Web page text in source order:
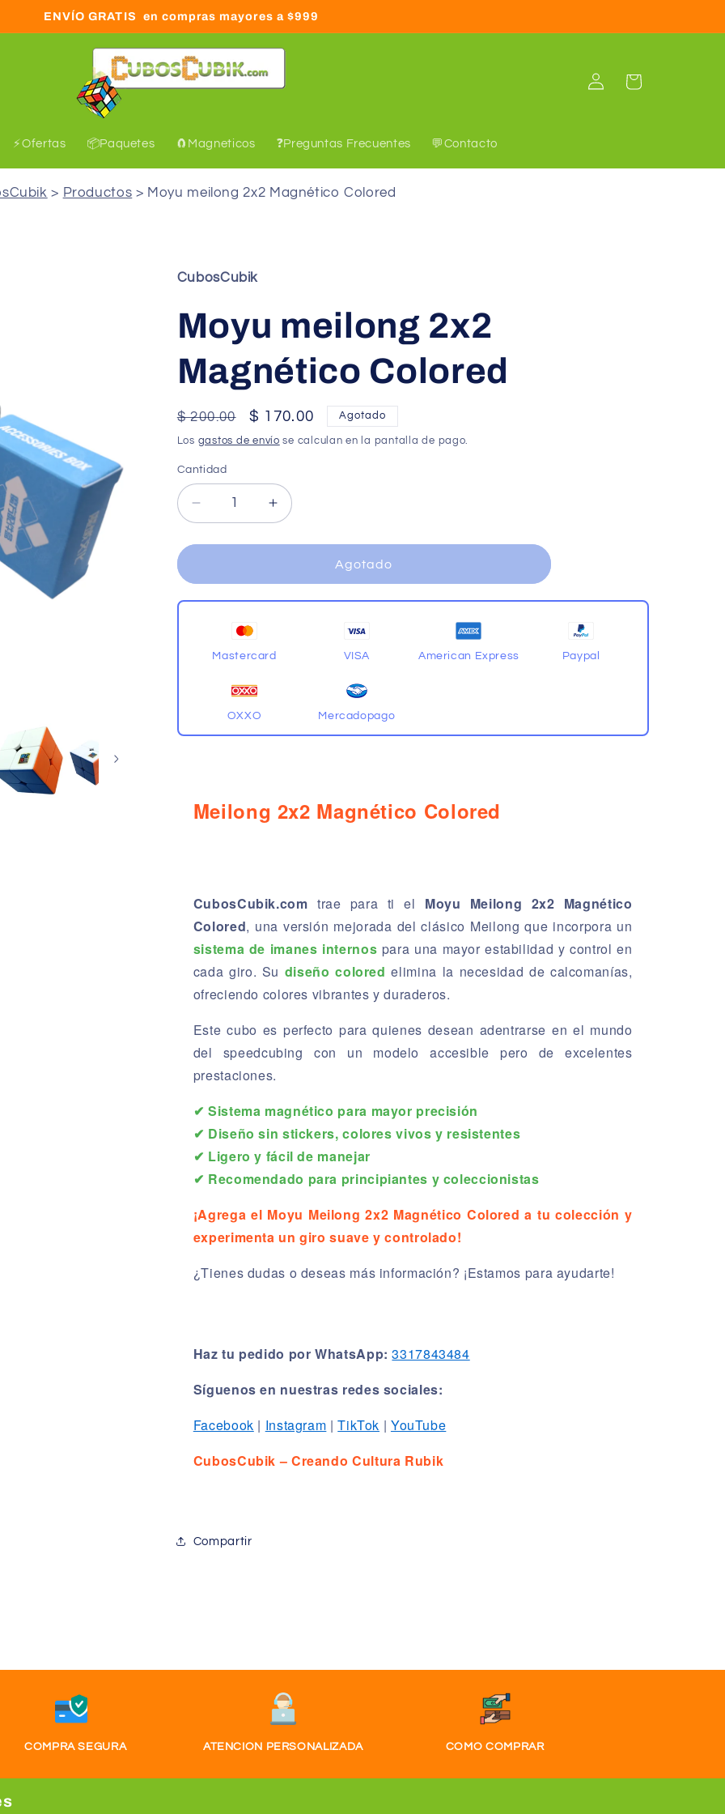
ENVÍO GRATIS en compras mayores a $999
⚡Ofertas 📦Paquetes 🧲Magneticos ❓Preguntas Frecuentes 💬Contacto
Iniciar
sesión
Carrito
Productos Moyu meilong 2x2 Magnético Colored
CubosCubik
Moyu meilong 2x2
Magnético Colored
Precio
habitual
$ 200.00
Precio
de
$ 170.00 Agotado
Los gastos de envío se calculan en la pantalla de pago.
Cantidad
Cantidad
Reducir
cantidad
para
meilong
2x2
Colored
Aumentar
cantidad
para
meilong
2x2
Agotado
Mastercard VISA American Express Paypal
OXXO Mercadopago
Meilong 2x2 Magnético Colored
CubosCubik.com trae para ti el Moyu Meilong 2x2 Magnético
Colored, una versión mejorada del clásico Meilong que incorpora un
sistema de imanes internos para una mayor estabilidad y control en
cada giro. Su diseño colored elimina la necesidad de calcomanías,
ofreciendo colores vibrantes y duraderos.
Este cubo es perfecto para quienes desean adentrarse en el mundo
del speedcubing con un modelo accesible pero de excelentes
prestaciones.
✔ Sistema magnético para mayor precisión
✔ Diseño sin stickers, colores vivos y resistentes
✔ Ligero y fácil de manejar
✔ Recomendado para principiantes y coleccionistas
¡Agrega el Moyu Meilong 2x2 Magnético Colored a tu colección y
experimenta un giro suave y controlado!
¿Tienes dudas o deseas más información? ¡Estamos para ayudarte!
Haz tu pedido por WhatsApp: 3317843484
Síguenos en nuestras redes sociales:
Facebook | Instagram |TikTok | YouTube
CubosCubik – Creando Cultura Rubik
Compartir
COMPRA SEGURA ATENCION PERSONALIZADA COMO COMPRAR